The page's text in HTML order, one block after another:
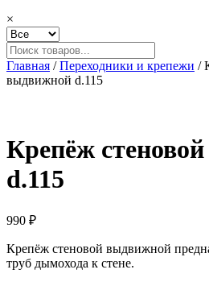
×
Главная /Переходники и крепежи /
выдвижной d.115
Крепёж
d.115
990 ₽
Крепёж стеновой выдвижной
труб дымохода к стене.